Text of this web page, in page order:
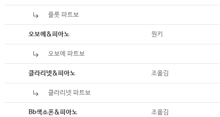
플룻 파트보
오보에&피아노 원키
오보에 파트보
클라리넷&피아노 조옮김
클라리넷 파트보
Bb색소폰&피아노 조옮김